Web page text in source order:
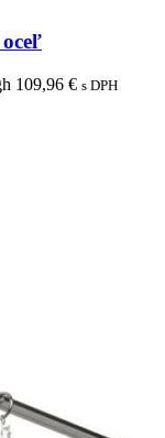
109,96 € s DPH